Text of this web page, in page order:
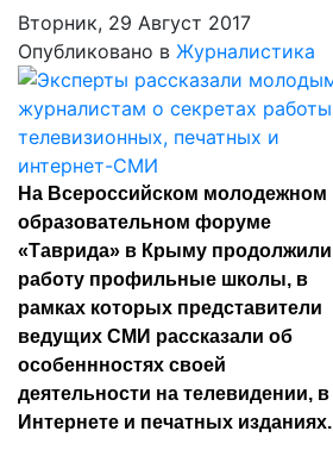
Вторник, 29 Август 2017
Опубликовано в Журналистика
На Всероссийском молодежном
образовательном форуме
«Таврида» в Крыму продолжили
работу профильные школы, в
рамках которых представители
ведущих СМИ рассказали об
особеннностях своей
деятельности на телевидении, в
Интернете и печатных изданиях.